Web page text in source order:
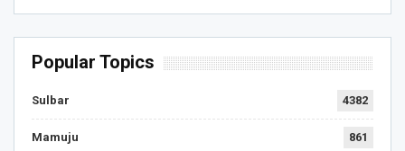
Popular Topics
Sulbar 4382
Mamuju 861